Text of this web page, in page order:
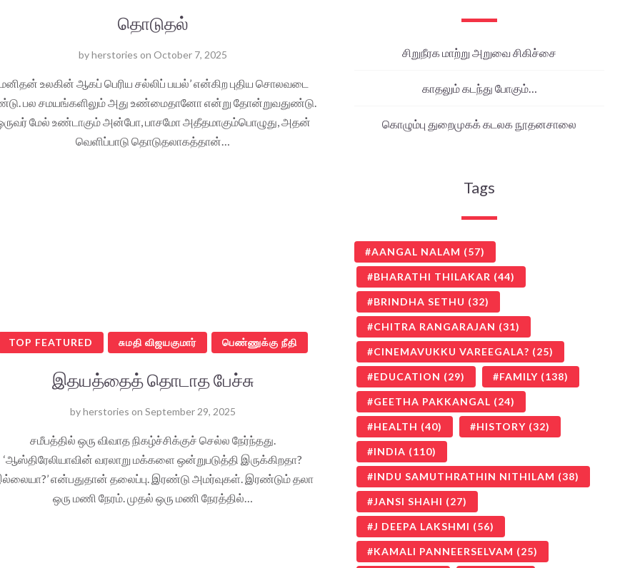
தொடுதல்
byherstories on October 7, 2025
உலகின் ஆகப் பெரிய சல்லிப் பயல்’ என்கிற புதிய சொலவடை
பல சமயங்களிலும் அது உண்மைதானோ என்று தோன்றுவதுண்டு.
மேல் உண்டாகும் அன்போ, பாசமோ அதீதமாகும்பொழுது, அதன்
வெளிப்பாடு தொடுதலாகத்தான்…
TOP FEATURED சுமதி விஜயகுமார் பெண்ணுக்கு நீதி
இதயத்தைத் தொடாத பேச்சு
byherstories on September 29, 2025
சமீபத்தில் ஒரு விவாத நிகழ்ச்சிக்குச் செல்ல நேர்ந்தது.
‘ஆஸ்திரேலியாவின் வரலாறு மக்களை ஒன்றுபடுத்தி இருக்கிறதா?
என்பதுதான் தலைப்பு. இரண்டு அமர்வுகள். இரண்டும் தலா
ஒரு மணி நேரம். முதல் ஒரு மணி நேரத்தில்…
சிறுநீரக மாற்று அறுவை சிகிச்சை
காதலும் கடந்து போகும்…
கொழும்பு துறைமுகக் கடலக நூதனசாலை
Tags
AANGAL NALAM (57)
BHARATHI THILAKAR (44)
BRINDHA SETHU (32)
CHITRA RANGARAJAN (31)
CINEMAVUKKU VAREEGALA? (25)
EDUCATION (29) FAMILY (138)
GEETHA PAKKANGAL (24)
HEALTH (40) HISTORY (32)
INDIA (110)
INDU SAMUTHRATHIN NITHILAM (38)
JANSI SHAHI (27)
J DEEPA LAKSHMI (56)
KAMALI PANNEERSELVAM (25)